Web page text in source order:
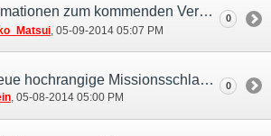
Weitere Informationen zum kommenden Versions-Update!
‎, 05-09-2014 05:07 PM
0
[dev1204] Neue hochrangige Missionsschlachtfelder werden hinzugefügt.
‎, 05-08-2014 05:00 PM
0